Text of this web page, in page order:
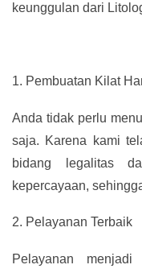
keunggulan dari
1. Pembuatan Kilat
Anda tidak perlu
saja. Karena kami
bidang legalitas
kepercayaan,
2. Pelayanan Terbaik
Pelayanan